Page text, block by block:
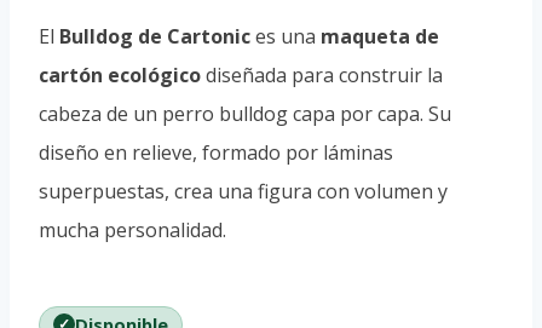
El Bulldog de Cartonices una maqueta de
cartón ecológicodiseñada para construir la
cabeza de un perro bulldog capa por capa. Su
diseño en relieve, formado por láminas
superpuestas, crea una figura con volumen y
mucha personalidad.